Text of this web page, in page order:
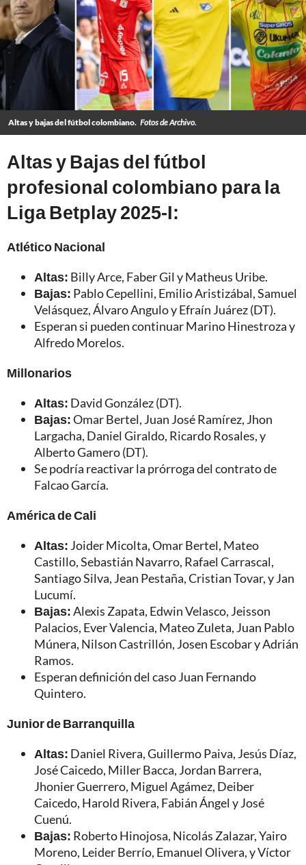
Altas y bajas del fútbol colombiano. Fotos de Archivo.
Altas y Bajas del fútbol
profesional colombiano para la
Liga Betplay 2025-I:
Atlético Nacional
Altas: Billy Arce, Faber Gil y Matheus Uribe.
Bajas: Pablo Cepellini, Emilio Aristizábal, Samuel
Velásquez, Álvaro Angulo y Efraín Juárez (DT).
Esperan si pueden continuar Marino Hinestroza y
Alfredo Morelos.
Millonarios
Altas: David González (DT).
Bajas:Omar Bertel, Juan José Ramírez, Jhon
Largacha, Daniel Giraldo, Ricardo Rosales, y
Alberto Gamero (DT).
Se podría reactivar la prórroga del contrato de
Falcao García.
América de Cali
Altas: Joider Micolta, Omar Bertel, Mateo
Castillo, Sebastián Navarro, Rafael Carrascal,
Santiago Silva, Jean Pestaña, Cristian Tovar, y Jan
Lucumí.
Bajas:Alexis Zapata, Edwin Velasco, Jeisson
Palacios, Ever Valencia, Mateo Zuleta, Juan Pablo
Múnera, Nilson Castrillón, Josen Escobar y Adrián
Ramos.
Esperan definición del caso Juan Fernando
Quintero.
Junior de Barranquilla
Altas: Daniel Rivera, Guillermo Paiva, Jesús Díaz,
José Caicedo, Miller Bacca, Jordan Barrera,
Jhonier Guerrero, Miguel Agámez, Deiber
Caicedo, Harold Rivera, Fabián Ángel y José
Cuenú.
Bajas: Roberto Hinojosa, Nicolás Zalazar, Yairo
Moreno, Leider Berrío, Emanuel Olivera, y Víctor